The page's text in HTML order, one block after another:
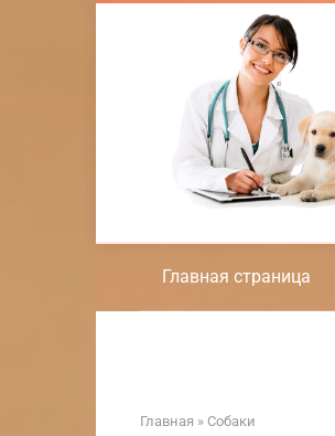
Главная страница
Главная » Собаки